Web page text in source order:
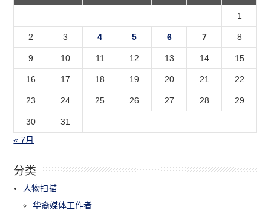
1
2 3 4 5 6 7 8
9 10 11 12 13 14 15
16 17 18 19 20 21 22
23 24 25 26 27 28 29
30
31
« 7月
分类
人物扫描
华裔媒体工作者